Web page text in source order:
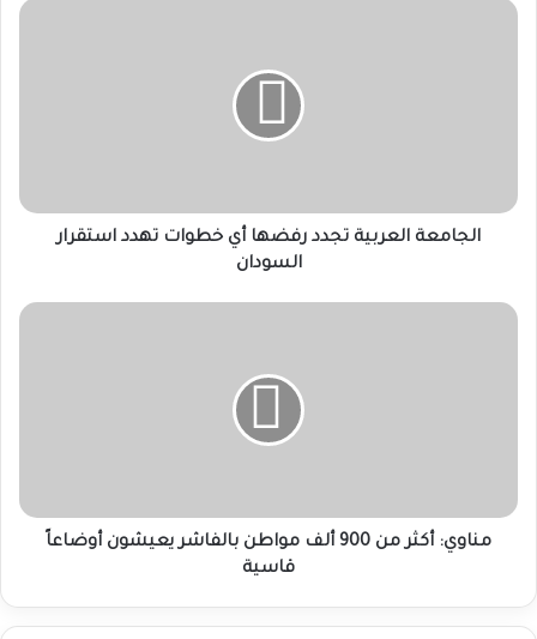
الجامعة
السودان
الجامعة العربية تجدد رفضها أي خطوات تهدد استقرار
السودان
مناوي:
أوضاعاً
قاسية
مناوي: أكثر من 900 ألف مواطن بالفاشر يعيشون أوضاعاً
قاسية